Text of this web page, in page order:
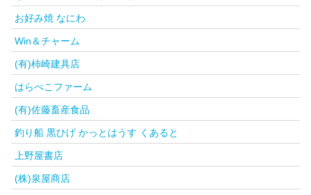
お好み焼 なにわ
Win＆チャーム
(有)柿崎建具店
はらぺこファーム
(有)佐藤畜産食品
釣り船 黒ひげ かっとはうす くあると
上野屋書店
(株)泉屋商店